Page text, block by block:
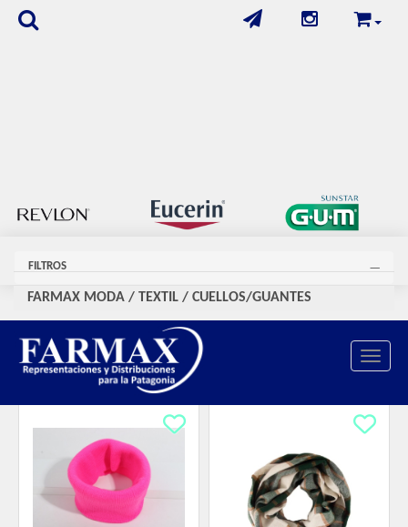
Toggle
FILTROS
FARMAX MODA / TEXTIL / CUELLOS/GUANTES
Se encontraron23 productos